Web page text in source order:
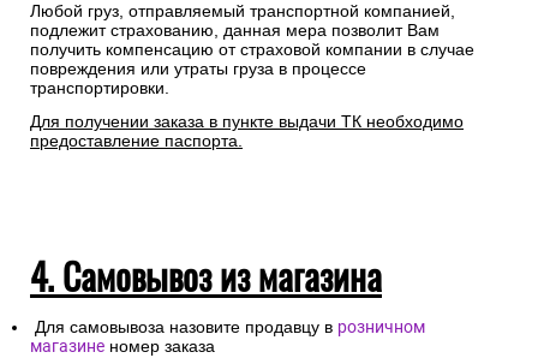
Любой груз, отправляемый транспортной компанией,
подлежит страхованию, данная мера позволит Вам
получить компенсацию от страховой компании в случае
повреждения или утраты груза в процессе
транспортировки.
Для получении заказа в пункте выдачи ТК необходимо
предоставление паспорта.
4. Самовывоз из магазина
Для самовывоза назовите продавцу в розничном
магазине номер заказа